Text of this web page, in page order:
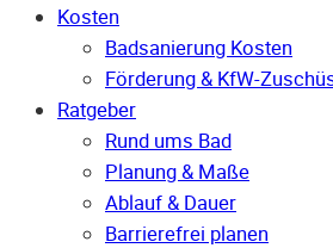
Kosten
Badsanierung Kosten
Förderung & KfW-
Ratgeber
Rund ums Bad
Planung & Maße
Ablauf & Dauer
Barrierefrei planen